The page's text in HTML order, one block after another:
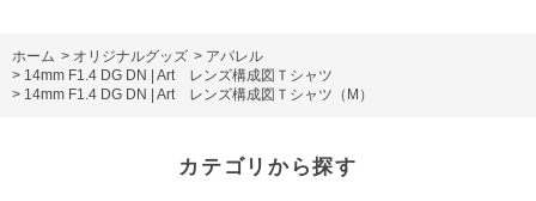
ホーム > オリジナルグッズ > アパレル
> 14mm F1.4 DG DN | Art レンズ構成図Ｔシャツ
> 14mm F1.4 DG DN | Art レンズ構成図Ｔシャツ（M）
カテゴリから探す